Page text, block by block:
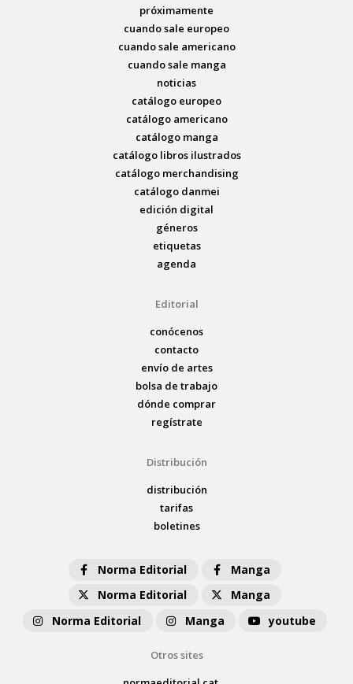
próximamente
cuando sale europeo
cuando sale americano
cuando sale manga
noticias
catálogo europeo
catálogo americano
catálogo manga
catálogo libros ilustrados
catálogo merchandising
catálogo danmei
edición digital
géneros
etiquetas
agenda
Editorial
conócenos
contacto
envío de artes
bolsa de trabajo
dónde comprar
regístrate
Distribución
distribución
tarifas
boletines
Norma Editorial
Manga
Norma Editorial
Manga
Norma Editorial
Manga youtube
Otros sites